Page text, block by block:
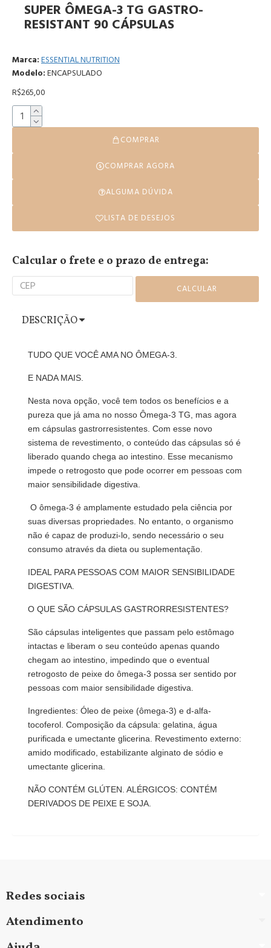
SUPER ÔMEGA-3 TG GASTRO-
RESISTANT 90 CÁPSULAS
Marca: ESSENTIAL NUTRITION
Modelo: ENCAPSULADO
R$265,00
COMPRAR
COMPRAR AGORA
ALGUMA DÚVIDA
LISTA DE DESEJOS
Calcular o frete e o prazo de entrega:
DESCRIÇÃO
TUDO QUE VOCÊ AMA NO ÔMEGA-3.
E NADA MAIS.
Nesta nova opção, você tem todos os benefícios e a
pureza que já ama no nosso Ômega-3 TG, mas agora
em cápsulas gastrorresistentes. Com esse novo
sistema de revestimento, o conteúdo das cápsulas só é
liberado quando chega ao intestino. Esse mecanismo
impede o retrogosto que pode ocorrer em pessoas com
maior sensibilidade digestiva.
O ômega-3 é amplamente estudado pela ciência por
suas diversas propriedades. No entanto, o organismo
não é capaz de produzi-lo, sendo necessário o seu
consumo através da dieta ou suplementação.
IDEAL PARA PESSOAS COM MAIOR SENSIBILIDADE
DIGESTIVA.
O QUE SÃO CÁPSULAS GASTRORRESISTENTES?
São cápsulas inteligentes que passam pelo estômago
intactas e liberam o seu conteúdo apenas quando
chegam ao intestino, impedindo que o eventual
retrogosto de peixe do ômega-3 possa ser sentido por
pessoas com maior sensibilidade digestiva.
Ingredientes: Óleo de peixe (ômega-3) e d-alfa-
tocoferol. Composição da cápsula: gelatina, água
purificada e umectante glicerina. Revestimento externo:
amido modificado, estabilizante alginato de sódio e
umectante glicerina.
NÃO CONTÉM GLÚTEN. ALÉRGICOS: CONTÉM
DERIVADOS DE PEIXE E SOJA.
Redes sociais
Atendimento